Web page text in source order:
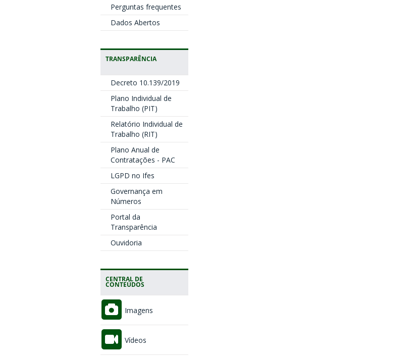
Perguntas frequentes
Dados Abertos
TRANSPARÊNCIA
Decreto 10.139/2019
Plano Individual de
Trabalho (PIT)
Relatório Individual de
Trabalho (RIT)
Plano Anual de
Contratações - PAC
LGPD no Ifes
Governança em
Números
Portal da
Transparência
Ouvidoria
CENTRAL DE
CONTEÚDOS
Imagens
Vídeos